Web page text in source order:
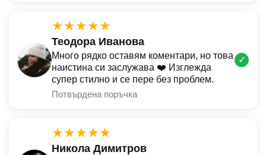
★★★★★
Теодора Иванова
Много рядко оставям коментари, но това
наистина си заслужава ❤️ Изглежда
супер стилно и се пере без проблем.
Потвърдена поръчка
✓
★★★★★
Никола Димитров